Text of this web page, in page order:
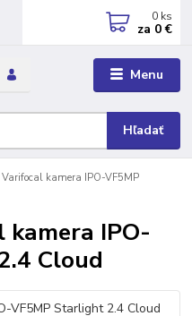
Menu
Hľadať
0 ks
za 0 €
Varifocal kamera IPO-VF5MP
kamera IPO-
Cloud